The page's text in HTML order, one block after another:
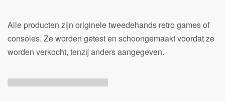
Alle producten zijn originele tweedehands retro games of
consoles. Ze worden getest en schoongemaakt voordat ze
worden verkocht, tenzij anders aangegeven.